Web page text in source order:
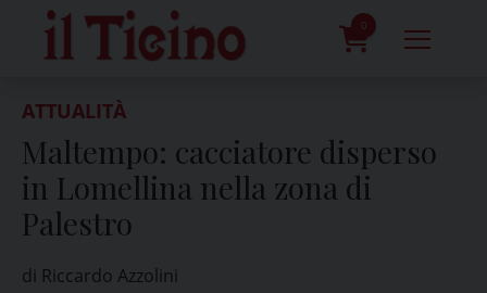
content
0
ATTUALITÀ
Maltempo: cacciatore disperso
in Lomellina nella zona di
Palestro
di Riccardo Azzolini